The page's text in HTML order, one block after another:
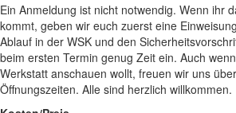
Ein Anmeldung ist nicht notwendig. Wenn ihr
kommt, geben wir euch zuerst eine
Ablauf in der WSK und den
beim ersten Termin genug Zeit ein. Auch
Werkstatt anschauen wollt, freuen wir uns
Öffnungszeiten. Alle sind herzlich willkommen.